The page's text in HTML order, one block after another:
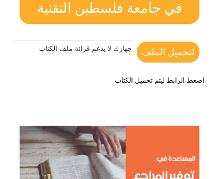
في جامعة فلسطين التقنية
لتحميل الملف جهازك لا يدعم قرائة ملف الكتاب
اضغط الرابط ليتم تحميل الكتاب